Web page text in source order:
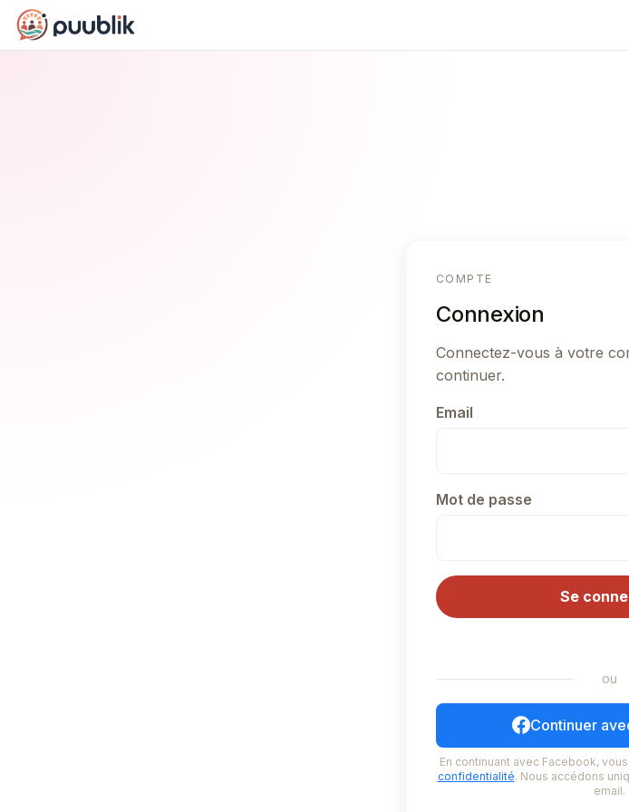
Puublik
COMPTE
Connexion
Connectez-vous à votre
continuer.
Email
Mot de passe
Se
ou
Continuer
En continuant avec Facebook,
confidentialité. Nous accédons
email.